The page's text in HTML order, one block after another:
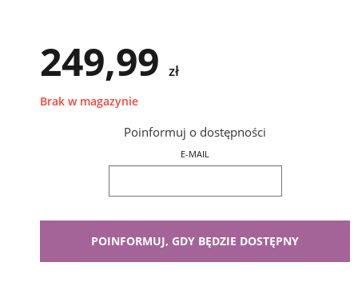
249,99 zł
Brak w magazynie
Poinformuj o dostępności
E-MAIL